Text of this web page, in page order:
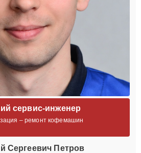
сервис-инженер
– ремонт кофемашин
Сергеевич Петров